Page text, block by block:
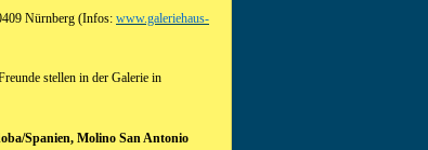
Nürnberg (Infos: www.galeriehaus-
stellen in der Galerie in
Spanien, Molino San Antonio